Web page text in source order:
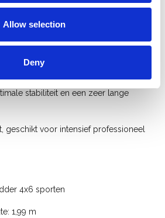
Allow selection
Deny
professionele klus aan.
met antislip profiel werk je
bomen sta je altijd stevig en
Veiligheid gegarandeerd dus! De
uit een combinatie van RVS en
stabiliteit en een zeer lange
geschikt voor intensief professioneel
4x6 sporten
1,99 m